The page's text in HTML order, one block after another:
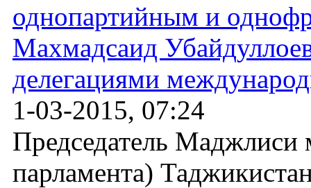
Махмадсаид
делегациями
1-03-2015, 07:24
Председатель Маджлиси
парламента)